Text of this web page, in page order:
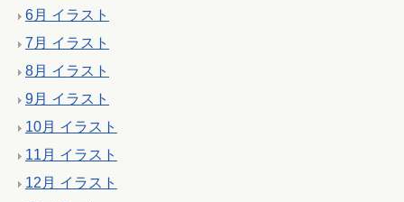
6月 イラスト
7月 イラスト
8月 イラスト
9月 イラスト
10月 イラスト
11月 イラスト
12月 イラスト